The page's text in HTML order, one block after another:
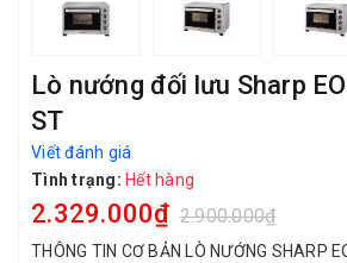
Lò nướng đối lưu Sharp
ST
Viết đánh giá
Tình trạng: Hết hàng
2.329.000₫ 2.900.000₫
THÔNG TIN CƠ BẢN LÒ NƯỚNG SHARP